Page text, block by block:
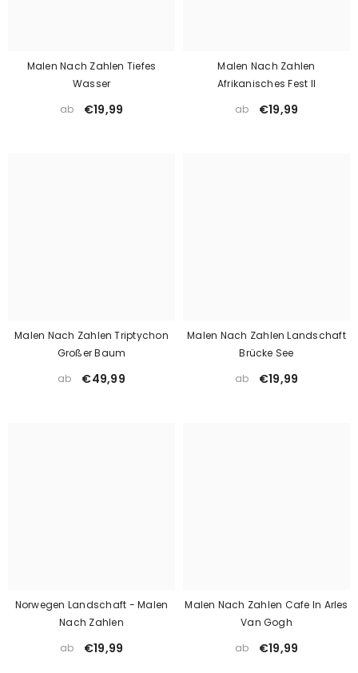
Malen Nach Zahlen Tiefes
Wasser
ab
€19,99
Malen Nach Zahlen
Afrikanisches Fest II
ab
€19,99
Malen Nach Zahlen Triptychon
Großer Baum
ab
€49,99
Malen Nach Zahlen Landschaft
Brücke See
ab
€19,99
Norwegen Landschaft - Malen
Nach Zahlen
ab
€19,99
Malen Nach Zahlen Cafe In Arles
Van Gogh
ab
€19,99